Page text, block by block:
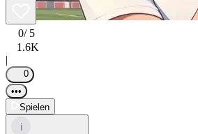
0/ 5
1.6K
|
0
•••
Spielen
i